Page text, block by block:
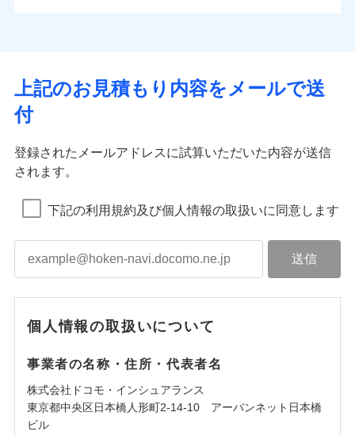
上記のお見積もり内容をメールで送
付
登録されたメールアドレスに試算いただいた内容が送信
されます。
下記の利用規約及び個人情報の取扱いに同意します
個人情報の取扱いについて
事業者の名称・住所・代表者名
株式会社ドコモ・インシュアランス
東京都中央区日本橋人形町2-14-10 アーバンネット日本橋
ビル